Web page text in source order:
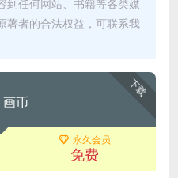
到任何网站、书籍等各类媒
著者的合法权益，可联系我
下载
画币
永久会员
免费